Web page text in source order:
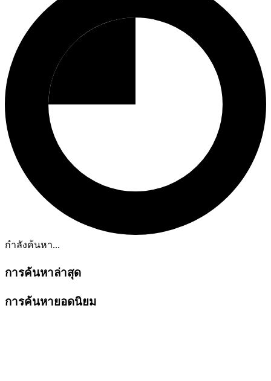
กำลังค้นหา...
การค้นหาล่าสุด
การค้นหายอดนิยม